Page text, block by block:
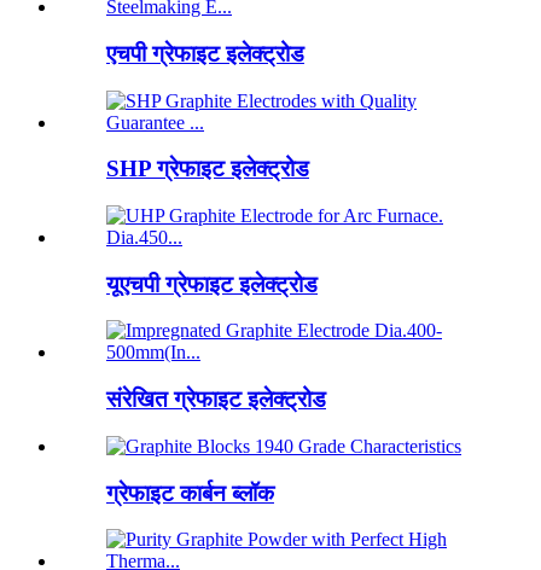
एचपी ग्रेफाइट इलेक्ट्रोड
SHP ग्रेफाइट इलेक्ट्रोड
यूएचपी ग्रेफाइट इलेक्ट्रोड
संरेखित ग्रेफाइट इलेक्ट्रोड
ग्रेफाइट कार्बन ब्लॉक